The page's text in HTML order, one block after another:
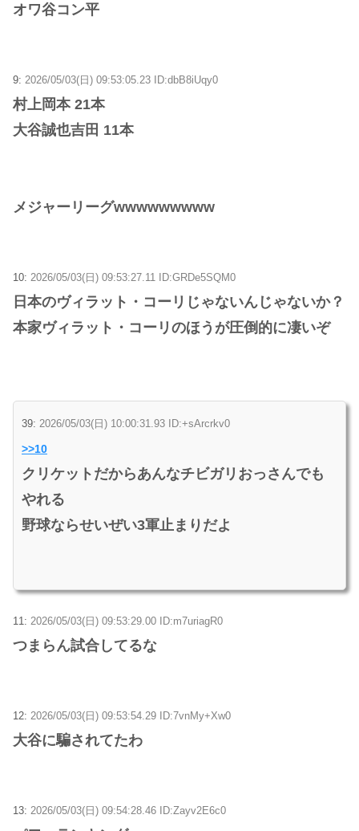
オワ谷コン平
9: 2026/05/03(日) 09:53:05.23 ID:dbB8iUqy0
村上岡本 21本
大谷誠也吉田 11本
メジャーリーグwwwwwwwww
10: 2026/05/03(日) 09:53:27.11 ID:GRDe5SQM0
日本のヴィラット・コーリじゃないんじゃないか？
本家ヴィラット・コーリのほうが圧倒的に凄いぞ
39: 2026/05/03(日) 10:00:31.93 ID:+sArcrkv0
>>10
クリケットだからあんなチビガリおっさんでも
やれる
野球ならせいぜい3軍止まりだよ
11: 2026/05/03(日) 09:53:29.00 ID:m7uriagR0
つまらん試合してるな
12: 2026/05/03(日) 09:53:54.29 ID:7vnMy+Xw0
大谷に騙されてたわ
13: 2026/05/03(日) 09:54:28.46 ID:Zayv2E6c0